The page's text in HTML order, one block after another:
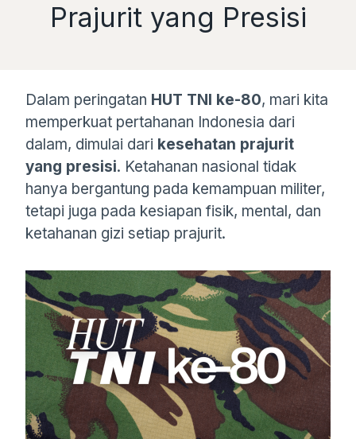
Prajurit yang Presisi
Dalam peringatan HUT TNI ke-80, mari kita
memperkuat pertahanan Indonesia dari
dalam, dimulai dari kesehatan prajurit
yang presisi. Ketahanan nasional tidak
hanya bergantung pada kemampuan militer,
tetapi juga pada kesiapan fisik, mental, dan
ketahanan gizi setiap prajurit.